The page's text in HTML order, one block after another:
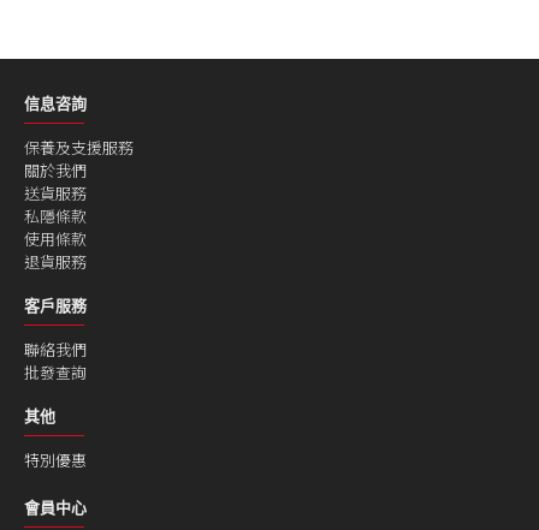
信息咨詢
保養及支援服務
關於我們
送貨服務
私隱條款
使用條款
退貨服務
客戶服務
聯絡我們
批發查詢
其他
特別優惠
會員中心